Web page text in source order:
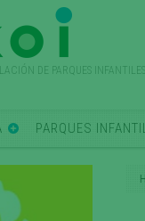
DE PARQUES INFANTILES
PARQUES